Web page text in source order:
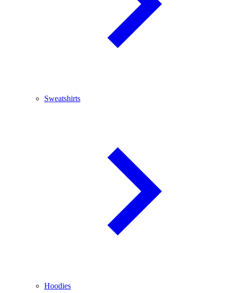
Sweatshirts
Hoodies